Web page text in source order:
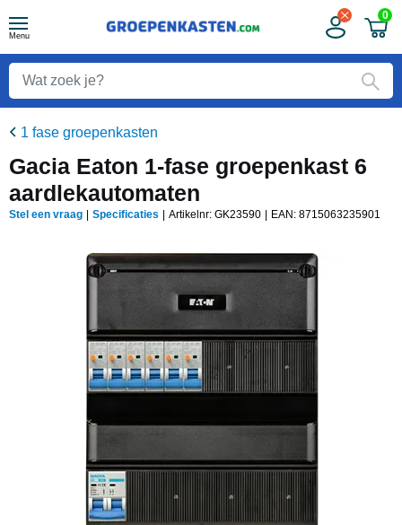
Menu
0
1 fase groepenkasten
Gacia Eaton 1-fase groepenkast 6
aardlekautomaten
Stel een vraag Specificaties Artikelnr: GK23590 EAN: 8715063235901